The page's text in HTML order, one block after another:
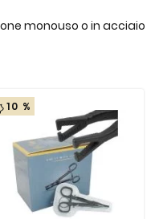
monouso o in acciaio
10 %